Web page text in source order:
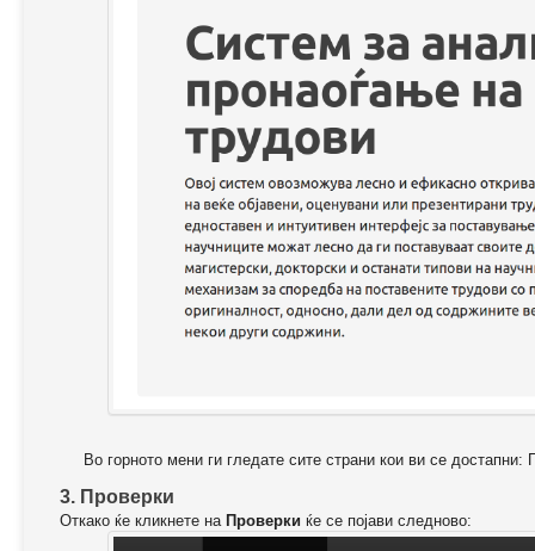
Во горното мени ги гледате сите страни кои ви се
3. Проверки
Откако ќе кликнете на Проверки ќе се појави следново: